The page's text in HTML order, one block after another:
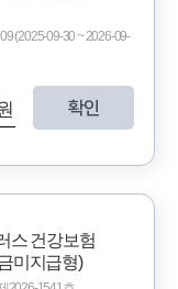
(2025-09-30 ~ 2026-09-
확인
스 건강보험
미지급형)